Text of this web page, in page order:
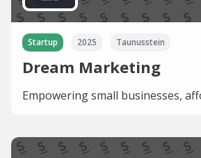
Startup 2025 Taunusstein
Dream Marketing
Empowering small businesses,